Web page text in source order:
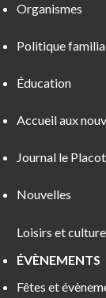
Organismes
Politique
Éducation
Accueil aux
Journal le
Nouvelles
Loisirs et culture
ÉVÈNEMENTS
Fêtes et